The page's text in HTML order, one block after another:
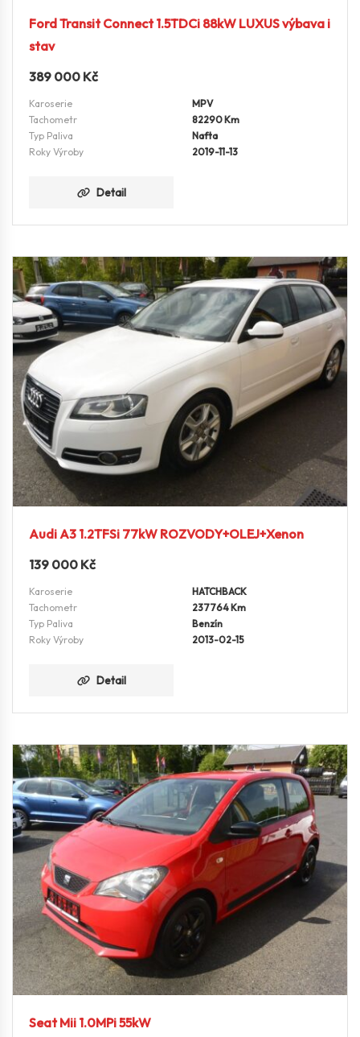
Ford Transit Connect 1.5TDCi 88kW LUXUS výbava i
stav
389 000 Kč
Karoserie
MPV
Tachometr
82290 Km
Typ Paliva
Nafta
Roky Výroby
2019-11-13
Detail
Audi A3 1.2TFSi 77kW ROZVODY+OLEJ+Xenon
139 000 Kč
Karoserie
HATCHBACK
Tachometr
237764 Km
Typ Paliva
Benzín
Roky Výroby
2013-02-15
Detail
Seat Mii 1.0MPi 55kW